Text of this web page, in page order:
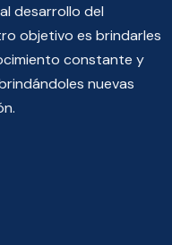
desarrollo del
objetivo es brindarles
constante y
nuevas